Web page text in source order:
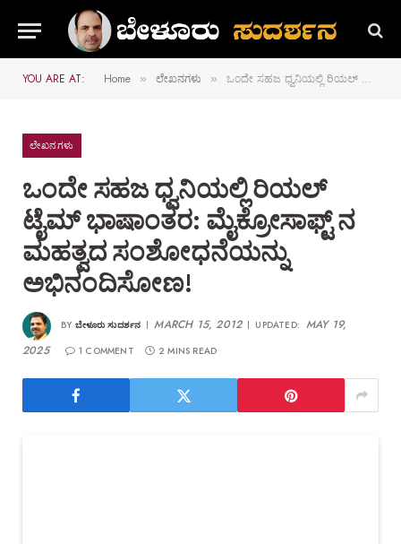
YOU ARE AT: Home » ಲೇಖನಗಳು » ಒಂದೇ ಸಹಜ ಧ್ವನಿಯಲ್ಲಿ ರಿಯಲ್‌ ಟೈಮ್‌ ಭಾಷಾಂತರ: ಮೈಕ್ರೋಸಾಫ್ಟ್‌ ನ ಮಹತ್ವದ ಸಂಶೋಧನೆಯನ್ನು ಅಭಿನಂದಿಸೋಣ!
ಲೇಖನಗಳು
ಒಂದೇ ಸಹಜ ಧ್ವನಿಯಲ್ಲಿ ರಿಯಲ್‌
ಟೈಮ್‌ ಭಾಷಾಂತರ: ಮೈಕ್ರೋಸಾಫ್ಟ್‌ ನ
ಮಹತ್ವದ ಸಂಶೋಧನೆಯನ್ನು
ಅಭಿನಂದಿಸೋಣ!
BY ಬೇಳೂರು ಸುದರ್ಶನ MARCH 15, 2012 UPDATED: MAY 19,
2025
1 COMMENT 2 MINS READ